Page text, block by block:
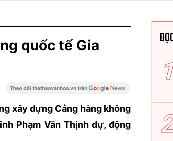
quốc tế Gia
xây dựng Cảng hàng không
Phạm Văn Thịnh dự, động